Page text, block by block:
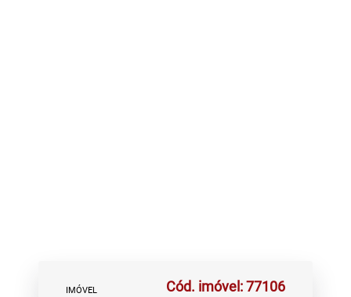
IMÓVEL Cód. imóvel: 77106